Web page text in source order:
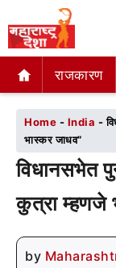
राजकारण
राजकारण
Home - India -
भास्कर जाधव”
विधानसभेत
कुत्रा म्हणजे
by